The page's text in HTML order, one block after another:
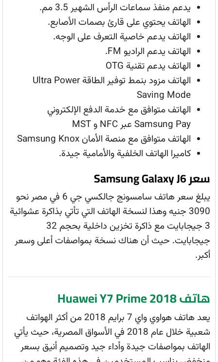
يدعم منفذ سماعات الرأس الشهير 3.5 مم.
الهاتف يحتوي على قارئ بصمات الأصابع.
الهاتف يدعم خاصية التعرف على الوجه.
الهاتف يدعم الراديو FM.
الهاتف يدعم تقنية OTG
الهاتف مزود بنمط توفير الطاقة Ultra Power
Saving Mode
الهاتف متوافق مع خدمة الدفع الإلكتروني
Samsung Pay عبر NFC و MST
الهاتف متوافق مع منصة الأمان Samsung Knox
كاميرا الهاتف الخلفية والأمامية جيدة.
سعر Samsung Galaxy J6
يبلغ سعر هاتف سامسونج جالكسي جي 6 في مصر نحو
3090 جنيه وهذا لنسخة الهاتف التي تأتي بذاكرة عشوائية
3 جيجابايت مع ذاكرة تخزين داخلية بحجم 32
جيجابايت. حيث أن هناك نسخة بمواصفات أعلى وسعر
أكبر.
هاتفHuawei Y7 Prime 2018
يعد هاتف هواوي واي 7 برايم 2018 من أكثر الهواتف
شعبية خلال عام 2018 في الأسواق المصرية، حيث يأتي
الهاتف بمواصفات جيدة وأداء جيد وتصميم أنيق بسعر